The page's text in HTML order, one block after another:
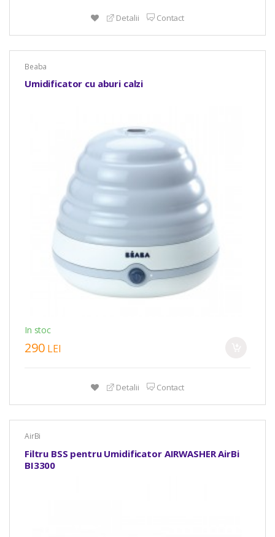
Detalii Contact
Beaba
Umidificator cu aburi calzi
In stoc
290 LEI
Detalii Contact
AirBi
Filtru BSS pentru Umidificator AIRWASHER AirBi
BI3300